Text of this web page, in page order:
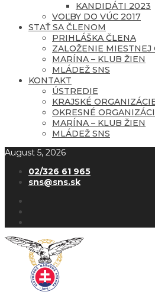
KANDIDÁTI 2023
VOĽBY DO VÚC 2017
STAŤ SA ČLENOM
PRIHLÁŠKA ČLENA
ZALOŽENIE MIESTNEJ
MARÍNA – KLUB ŽIEN
MLÁDEŽ SNS
KONTAKT
ÚSTREDIE
KRAJSKÉ
OKRESNÉ
MARÍNA – KLUB ŽIEN
MLÁDEŽ SNS
August 5, 2026
02/326 61 965
sns@sns.sk